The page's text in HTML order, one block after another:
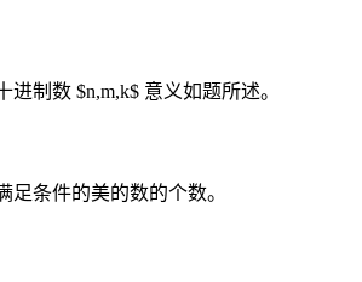
进制数 $n,m,k$ 意义如题所述。
足条件的美的数的个数。